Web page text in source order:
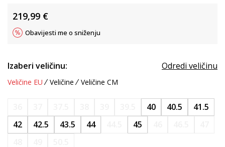
219,99 €
Obavijesti me o sniženju
Izaberi veličinu: Odredi veličinu
Veličine EU Veličine Veličine CM
40 40.5
41.5
42
42.5 43.5 44 45